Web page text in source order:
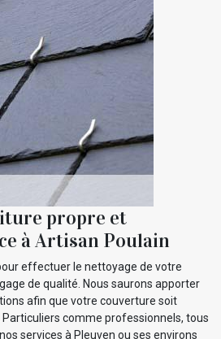
propre et
à Artisan Poulain
effectuer le nettoyage de votre
de qualité. Nous saurons apporter
afin que votre couverture soit
comme professionnels, tous
services à Pleuven ou ses environs